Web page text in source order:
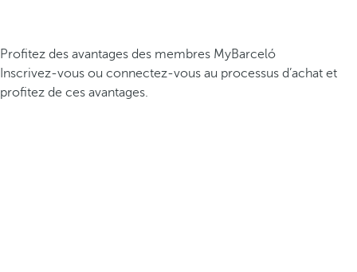
Profitez des avantages des membres MyBarceló
Inscrivez-vous ou connectez-vous au processus d’achat et
profitez de ces avantages.